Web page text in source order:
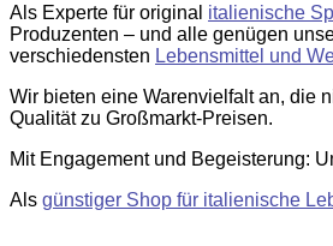
Als Experte für original italienische
Produzenten – und alle genügen
verschiedensten Lebensmittel und
Wir bieten eine Warenvielfalt an, die
Qualität zu Großmarkt-Preisen.
Mit Engagement und Begeisterung:
Als günstiger Shop für italienische